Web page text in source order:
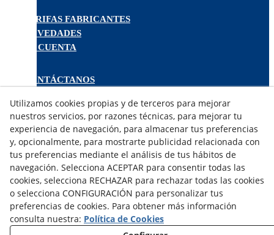
TARIFAS FABRICANTES
NOVEDADES
MI CUENTA
CONTÁCTANOS
TRABAJA CON NOSOTROS
¿QUIENES SOMOS?
AVISO LEGAL
POLÍTICA DE COOKIES
POLÍTICA DE PRIVACIDAD
DERECHO DESISITIMIENTO
CONDICIONES USO
CONDICIONES COMPRA
Utilizamos cookies propias y de terceros para mejorar
nuestros servicios, por razones técnicas, para mejorar tu
experiencia de navegación, para almacenar tus preferencias
y, opcionalmente, para mostrarte publicidad relacionada con
tus preferencias mediante el análisis de tus hábitos de
navegación. Selecciona ACEPTAR para consentir todas las
cookies, selecciona RECHAZAR para rechazar todas las cookies
o selecciona CONFIGURACIÓN para personalizar tus
preferencias de cookies. Para obtener más información
consulta nuestra: Política de Cookies